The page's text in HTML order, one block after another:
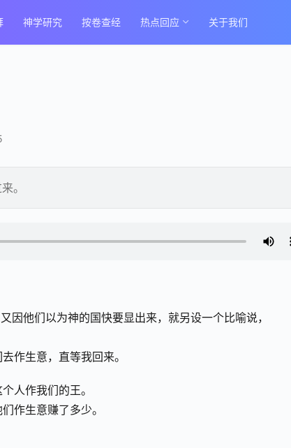
神学研究 按卷查经 热点回应 关于我们
。
因他们以为神的国快要显出来，就另设一个比喻说，
作生意，直等我回来。
人作我们的王。
作生意赚了多少。